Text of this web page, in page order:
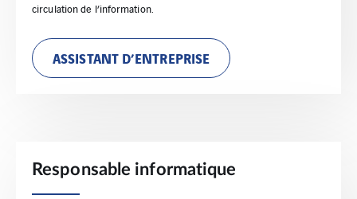
circulation de l’information.
ASSISTANT D’ENTREPRISE
Responsable informatique